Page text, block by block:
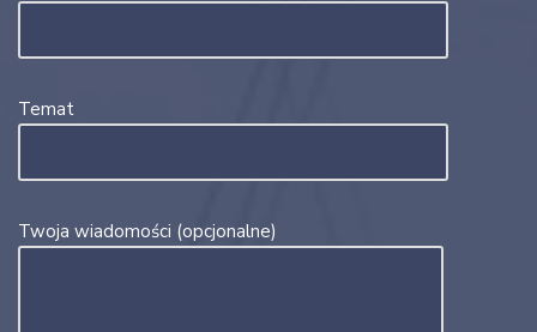
Temat
Twoja wiadomości (opcjonalne)